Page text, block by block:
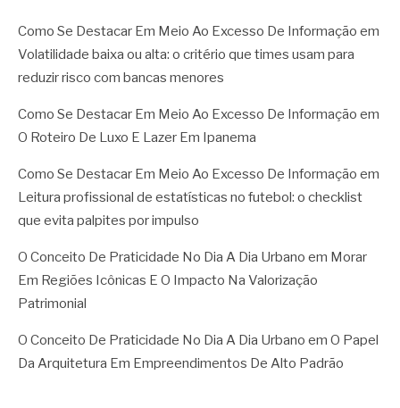
Como Se Destacar Em Meio Ao Excesso De Informação em
Volatilidade baixa ou alta: o critério que times usam para
reduzir risco com bancas menores
Como Se Destacar Em Meio Ao Excesso De Informação em
O Roteiro De Luxo E Lazer Em Ipanema
Como Se Destacar Em Meio Ao Excesso De Informação em
Leitura profissional de estatísticas no futebol: o checklist
que evita palpites por impulso
O Conceito De Praticidade No Dia A Dia Urbano em Morar
Em Regiões Icônicas E O Impacto Na Valorização
Patrimonial
O Conceito De Praticidade No Dia A Dia Urbano em O Papel
Da Arquitetura Em Empreendimentos De Alto Padrão